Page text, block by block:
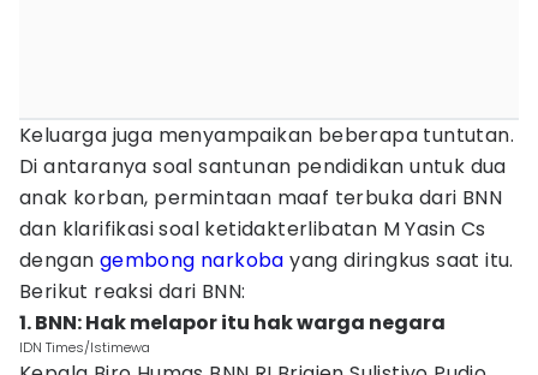
Keluarga juga menyampaikan beberapa tuntutan.
Di antaranya soal santunan pendidikan untuk dua
anak korban, permintaan maaf terbuka dari BNN
dan klarifikasi soal ketidakterlibatan M Yasin Cs
dengan gembong narkoba yang diringkus saat itu.
Berikut reaksi dari BNN:
1. BNN: Hak melapor itu hak warga negara
IDN Times/Istimewa